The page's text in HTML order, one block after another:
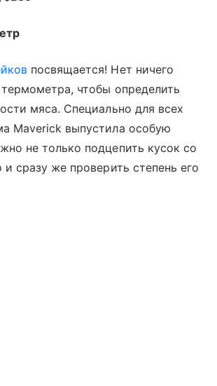
посвящается! Нет ничего
чтобы определить
мяса. Специально для всех
Maverick выпустила особую
не только подцепить кусок со
сразу же проверить степень его